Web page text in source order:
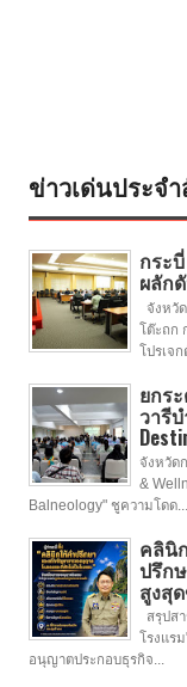
ข่าวเด่นประจ
กระ
ผลัก
จังหวั
โต๊ะถก
โปรเจก
ยกร
วารี
จังหวัด
&
Balneology" ชูความโดด...
คลินิ
ปรึก
สูงสุ
สรุปส
โรงแ
อนุญาตประกอบธุรกิจ...